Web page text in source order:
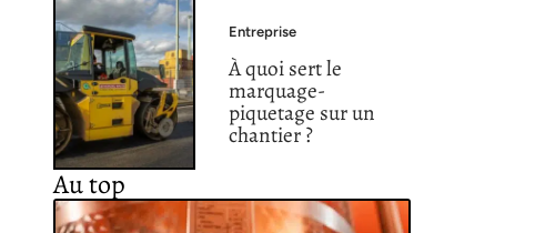
Entreprise
À quoi sert le
marquage-
piquetage sur un
chantier ?
Au top